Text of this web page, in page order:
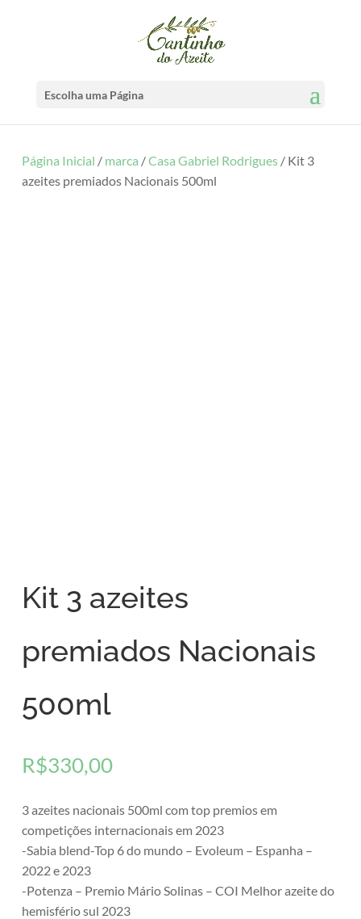
Escolha uma Página
Página Inicial / marca /Casa Gabriel Rodrigues/ Kit 3
azeites premiados Nacionais 500ml
Kit 3 azeites
premiados Nacionais
500ml
R$330,00
3 azeites nacionais 500ml com top premios em
competições internacionais em 2023
-Sabia blend-Top 6 do mundo – Evoleum – Espanha –
2022 e 2023
-Potenza – Premio Mário Solinas – COI Melhor azeite do
hemisfério sul 2023